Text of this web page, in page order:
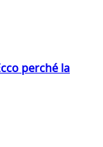
perché la